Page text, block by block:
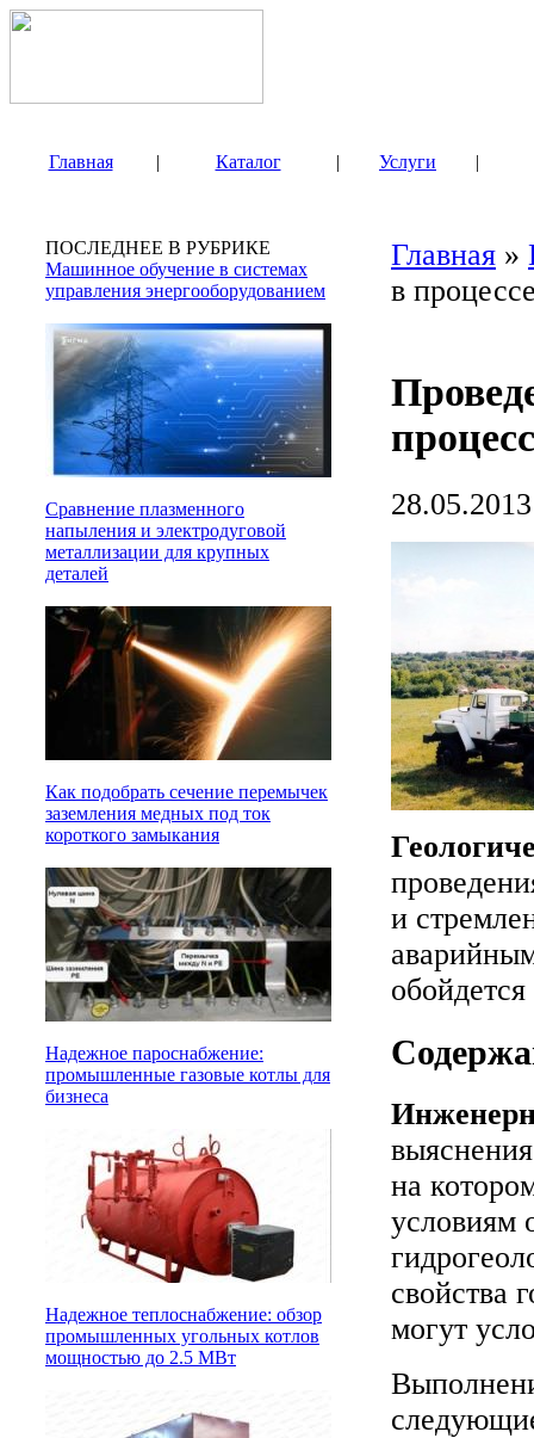
Главная | Каталог | Услуги |
ПОСЛЕДНЕЕ В РУБРИКЕ
Машинное обучение в системах
управления энергооборудованием
Сравнение плазменного
напыления и электродуговой
металлизации для крупных
деталей
Как подобрать сечение перемычек
заземления медных под ток
короткого замыкания
Надежное пароснабжение:
промышленные газовые котлы для
бизнеса
Надежное теплоснабжение: обзор
промышленных угольных котлов
мощностью до 2.5 МВт
Главная »
в
28.05.2013
и
на
условиям
свойства
могут